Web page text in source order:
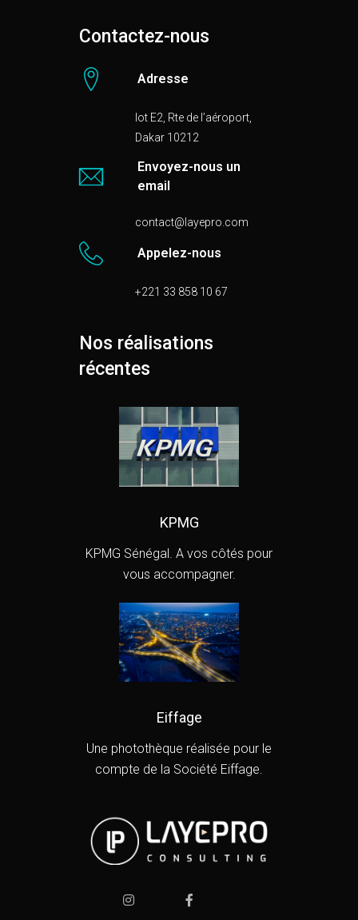
Contactez-nous
Adresse
lot E2, Rte de l’aéroport,
Dakar 10212
Envoyez-nous un
email
contact@layepro.com
Appelez-nous
+221 33 858 10 67
Nos réalisations
récentes
KPMG
KPMG Sénégal. A vos côtés pour
vous accompagner.
Eiffage
Une photothèque réalisée pour le
compte de la Société Eiffage.